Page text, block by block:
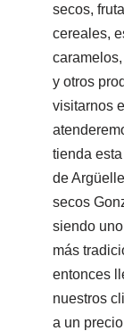
secos,
cereales,
y otros
visitarnos
tienda
de
secos
siendo
más
entonces
nuestros
a un